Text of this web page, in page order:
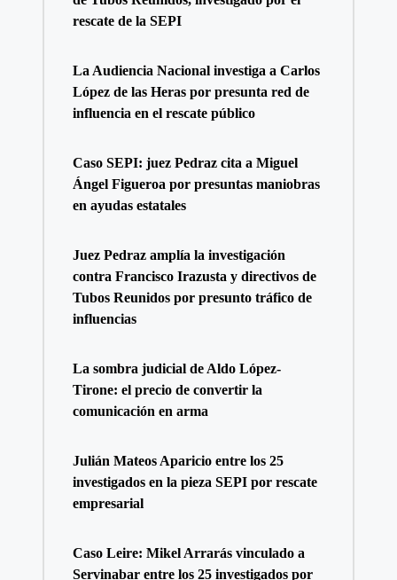
rescate de la SEPI
La Audiencia Nacional investiga a Carlos
López de las Heras por presunta red de
influencia en el rescate público
Caso SEPI: juez Pedraz cita a Miguel
Ángel Figueroa por presuntas maniobras
en ayudas estatales
Juez Pedraz amplía la investigación
contra Francisco Irazusta y directivos de
Tubos Reunidos por presunto tráfico de
influencias
La sombra judicial de Aldo López-
Tirone: el precio de convertir la
comunicación en arma
Julián Mateos Aparicio entre los 25
investigados en la pieza SEPI por rescate
empresarial
Caso Leire: Mikel Arrarás vinculado a
Servinabar entre los 25 investigados por